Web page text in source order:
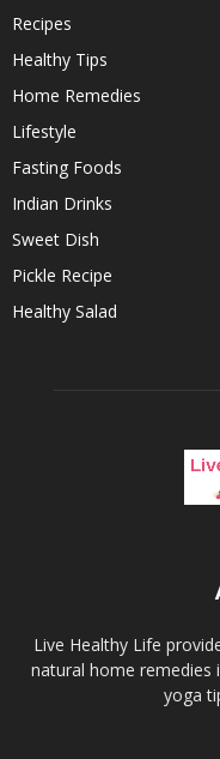
Recipes
Healthy Tips
Home Remedies
Lifestyle
Fasting Foods
Indian Drinks
Sweet Dish
Pickle Recipe
Healthy Salad
Live Healthy Life
natural home remedies
yoga